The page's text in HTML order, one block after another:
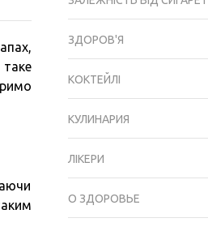
ЕТИКЕТУ
ЗДОРОВ'Я
КОКТЕЙЛІ
КУЛИНАРИЯ
ЛІКЕРИ
О ЗДОРОВЬЕ